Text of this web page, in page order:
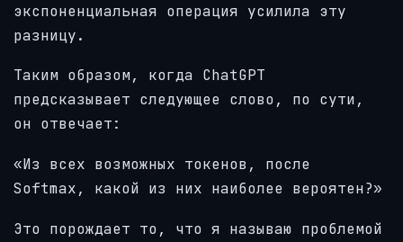
экспоненциальная операция усилила эту
разницу.
Таким образом, когда ChatGPT
предсказывает следующее слово, по сути,
он отвечает:
«Из всех возможных токенов, после
Softmax, какой из них наиболее вероятен?»
Это порождает то, что я называю проблемой